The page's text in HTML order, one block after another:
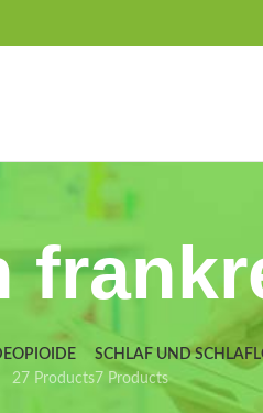
OPIOIDE
27 Products
SCHLAF UND
7 Products